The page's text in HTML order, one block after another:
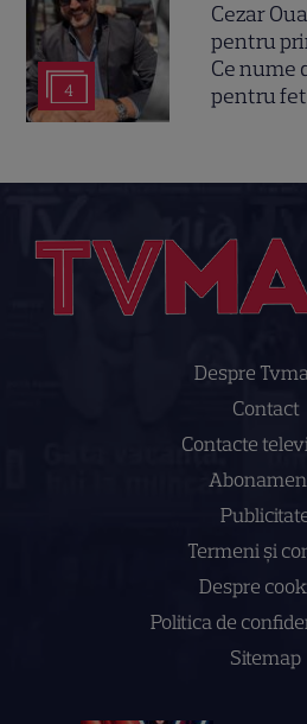
4
Cezar
pentru
Ce nume
pentru
Despre
Contact
Contacte
Termeni și
Despre
Politica de
Sitemap